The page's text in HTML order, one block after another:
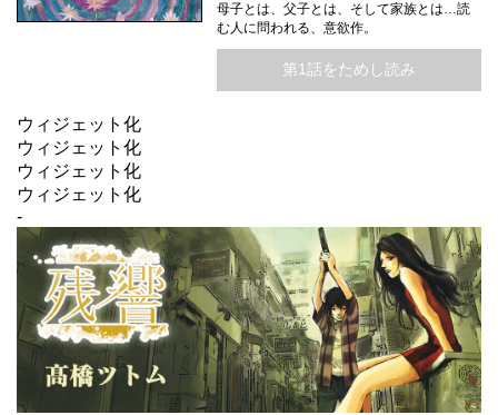
母子とは、父子とは、そして家族とは…読
む人に問われる、意欲作。
第1話をためし読み
ウィジェット化
ウィジェット化
ウィジェット化
ウィジェット化
-